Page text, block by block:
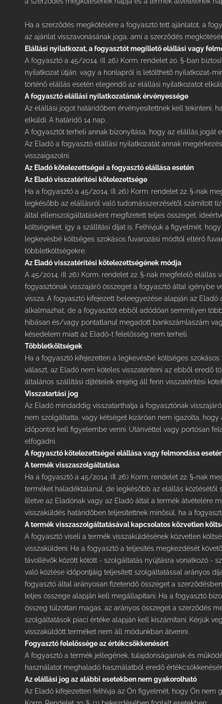
Ha a szerződés megkötésére a fogyasztó tett ajánlatot, a
az ajánlat visszavonásának joga, ami a szerződés
Elállási nyilatkozat, a fogyasztót megillető elállási vagy
A fogyasztó a 45/2014. (II. 26.) Korm. rendelet 20. §-ban
nyilatkozat útján, vagy a honlapról is letölthető nyilatkozat-
történő elállás esetén elegendő az elállási nyilatkozatot
A fogyasztó elállási nyilatkozatának érvényessége
Az elállási jogot határidőben érvényesítettnek kell tekinteni,
elküldi. A határidő 14 nap.
A fogyasztót terheli annak bizonyítása, hogy az elállás jogát
Az Eladó a fogyasztó elállási nyilatkozatát annak
visszaigazolni.
Az Eladó kötelezettségei a fogyasztó elállása esetén
Az Eladó visszatérítési kötelezettsége
Ha a fogyasztó a 45/2014. (II. 26.) Korm. rendelet 22. §-nak
legkésőbb az elállásról való tudomásszerzésétől számított
által ellenszolgáltatásként megfizetett teljes összeget,
költségeket, így a szállítási díjat is. Felhívjuk a figyelmét,
legkevésbé költséges szokásos fuvarozási módtól eltérő
többletköltségekre.
Az Eladó visszatérítési kötelezettségének módja
A 45/2014. (II. 26.) Korm. rendelet 22. §-nak megfelelő
fogyasztónak visszajáró összeget a fogyasztó által igénybe
vissza. A fogyasztó kifejezett beleegyezése alapján az Eladó
alkalmazhat, de a fogyasztót ebből adódóan semmilyen
hibásan és/vagy pontatlanul megadott bankszámlaszám
késedelem miatt az Eladó-t felelősség nem terheli.
Többletköltségek
Ha a fogyasztó kifejezetten a legkevésbé költséges
választ, az Eladó nem köteles visszatéríteni az ebből eredő
általános szállítási díjtételek erejéig áll fenn visszatérítési
Visszatartási jog
Az Eladó mindaddig visszatarthatja a fogyasztónak
nem szolgáltatta, vagy kétséget kizáróan nem igazolta,
időpontot kell figyelembe venni. Utánvéttel vagy portósan
elfogadni.
A fogyasztó kötelezettségei elállása vagy felmondása
A termék visszaszolgáltatása
Ha a fogyasztó a 45/2014. (II. 26.) Korm. rendelet 22. §-nak
terméket haladéktalanul, de legkésőbb az elállás közlésétől
illetve az Eladónak vagy az Eladó által a termék átvételére
visszaküldés határidőben teljesítettnek minősül, ha a
A termék visszaszolgáltatásával kapcsolatos közvetlen
A fogyasztó viseli a termék visszaküldésének közvetlen
visszaküldeni. Ha a fogyasztó a teljesítés megkezdését
távollévők között kötött - szolgáltatás nyújtásra vonatkozó -
való közlése időpontjáig teljesített szolgáltatással arányos
fogyasztó által arányosan fizetendő összeget a
teljes összege alapján kell megállapítani. Ha a fogyasztó
összeg túlzottan magas, az arányos összeget a szerződés
szolgáltatások piaci értéke alapján kell kiszámítani. Kérjük
visszaküldött terméket nem áll módunkban átvenni.
Fogyasztó felelőssége az értékcsökkenésért
A fogyasztó a termék jellegének, tulajdonságainak és
használatot meghaladó használatból eredő
Az elállási jog az alábbi esetekben nem gyakorolható
Az Eladó kifejezetten felhívja az Ön figyelmét, hogy Ön nem
CÉGINFORMÁCIÓ TUDNIVALÓK
A SecuX termékek magyarországi
képviselete
info(@)secux(.)hu
+36 70 669 86 56
Copyright 2022 One Properties
Adatvédelmi Nyilatkozat
Elküld
Powered by 1data Solutions